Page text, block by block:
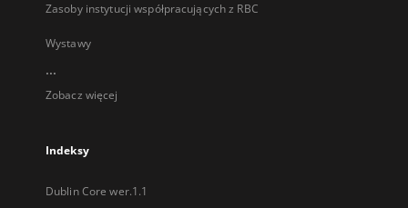
Zasoby instytucji współpracujących z RBC
Wystawy
...
Zobacz więcej
Indeksy
Dublin Core wer.1.1